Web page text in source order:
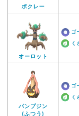
ボクレー
オーロット
ゴ
く
パンプジン
(ふつう)
ゴ
く